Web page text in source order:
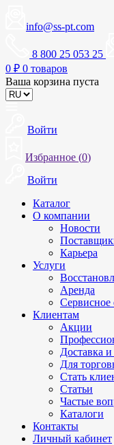
info@ss-pt.com
8 800 25 053 25
0 ₽ 0 товаров
Ваша корзина пуста
Войти
Избранное (0)
Войти
Каталог
О компании
Новости
Карьера
Услуги
Аренда
Сервисное
Клиентам
Акции
Доставка и
Для
Стать
Статьи
Частые
Каталоги
Контакты
Личный кабинет